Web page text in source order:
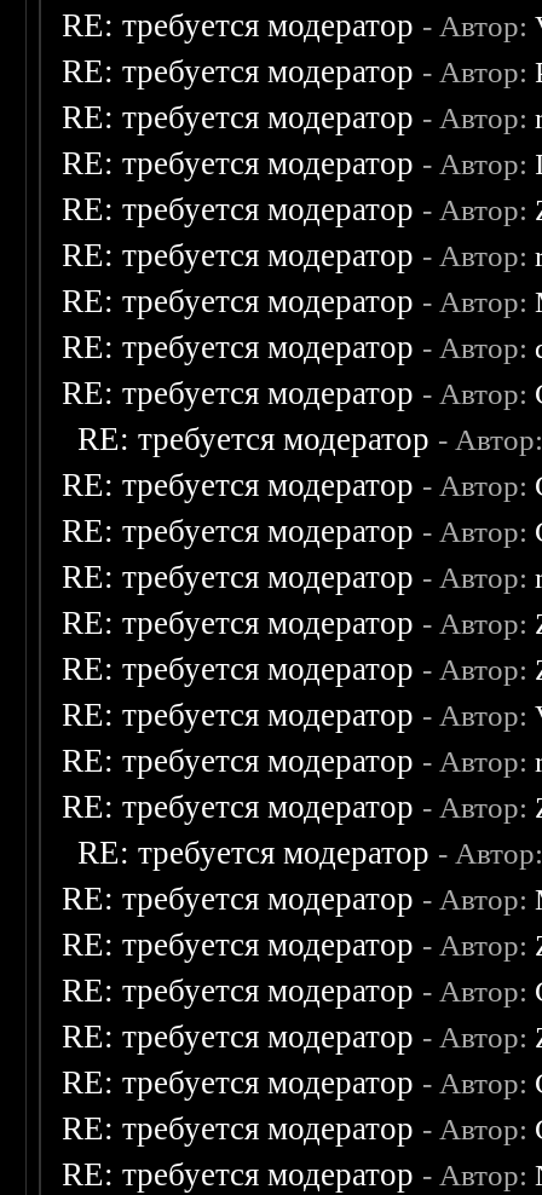
RE: требуется модератор - Автор:
RE: требуется модератор - Автор:
RE: требуется модератор - Автор:
RE: требуется модератор - Автор:
RE: требуется модератор - Автор:
RE: требуется модератор - Автор:
RE: требуется модератор - Автор:
RE: требуется модератор - Автор:
RE: требуется модератор - Автор:
RE: требуется модератор -
RE: требуется модератор - Автор:
RE: требуется модератор - Автор:
RE: требуется модератор - Автор:
RE: требуется модератор - Автор:
RE: требуется модератор - Автор:
RE: требуется модератор - Автор:
RE: требуется модератор - Автор:
RE: требуется модератор - Автор:
RE: требуется модератор -
RE: требуется модератор - Автор:
RE: требуется модератор - Автор:
RE: требуется модератор - Автор:
RE: требуется модератор - Автор:
RE: требуется модератор - Автор:
RE: требуется модератор - Автор:
RE: требуется модератор - Автор: